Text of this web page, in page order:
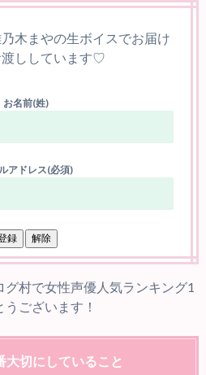
木まやの生ボイスでお届け
ししています♡
お名前(姓)
アドレス(必須)
村で女性声優人気ランキング1
ございます！
切にしていること